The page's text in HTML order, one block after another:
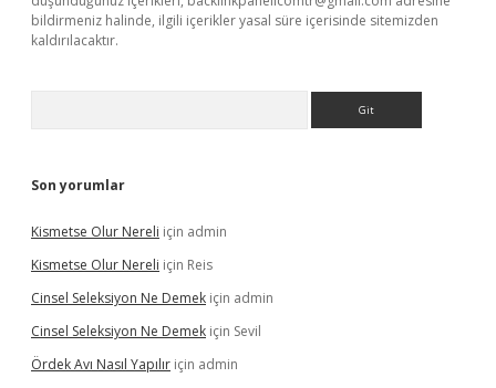
bildirmeniz halinde, ilgili içerikler yasal süre içerisinde sitemizden
kaldırılacaktır.
Son yorumlar
Kismetse Olur Nereli için admin
Kismetse Olur Nereli için Reis
Cinsel Seleksiyon Ne Demek için admin
Cinsel Seleksiyon Ne Demek için Sevil
Ördek Avı Nasıl Yapılır için admin